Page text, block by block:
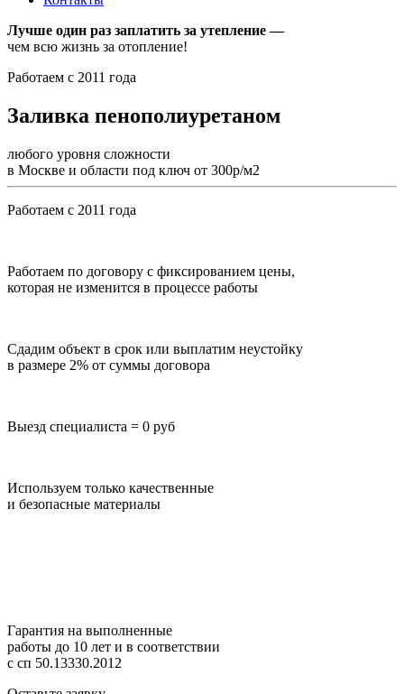
Лучше один раз заплатить за утепление —
чем всю жизнь за отопление!
Работаем с 2011 года
Заливка пенополиуретаном
любого уровня сложности
в Москве и области под ключ от 300р/м2
Работаем с 2011 года
Работаем по договору с фиксированием цены,
которая не изменится в процессе работы
Сдадим объект в срок или выплатим неустойку
в размере 2% от суммы договора
Выезд специалиста = 0 руб
Используем только качественные
и безопасные материалы
Гарантия на выполненные
работы до 10 лет и в соответствии
с сп 50.13330.2012